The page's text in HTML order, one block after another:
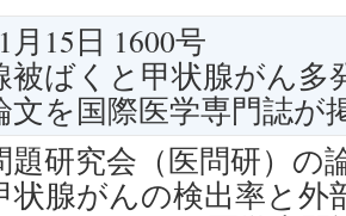
月15日 1600号
被ばくと甲状腺がん
文を国際医学専門誌が
研究会（医問研）の
状腺がんの検出率と外